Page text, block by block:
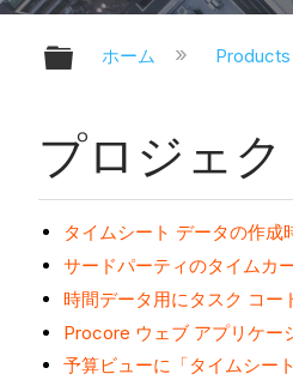
グローバル階
ホーム Products
プロジェ
タイムシート データの作
サードパーティのタイムカ
時間データ用にタスク コー
Procore ウェブ アプリケー
予算ビューに「タイムシー